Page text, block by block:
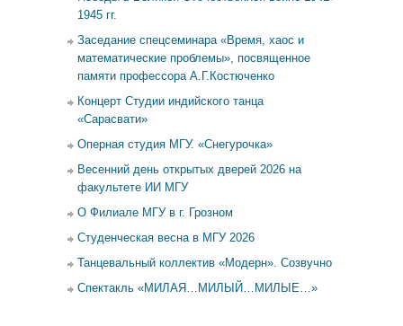
1945 гг.
Заседание спецсеминара «Время, хаос и
математические проблемы», посвященное
памяти профессора А.Г.Костюченко
Концерт Студии индийского танца
«Сарасвати»
Оперная студия МГУ. «Снегурочка»
Весенний день открытых дверей 2026 на
факультете ИИ МГУ
О Филиале МГУ в г. Грозном
Студенческая весна в МГУ 2026
Танцевальный коллектив «Модерн». Созвучно
Спектакль «МИЛАЯ…МИЛЫЙ…МИЛЫЕ…»